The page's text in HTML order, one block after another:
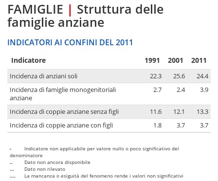
FAMIGLIE | Struttura delle
famiglie anziane
INDICATORI AI CONFINI DEL 2011
Indicatore 1991 2001 2011
Incidenza di anziani soli 22.3 25.6
24.4
Incidenza di famiglie monogenitoriali
anziane
2.7 2.4 3.9
Incidenza di coppie anziane senza figli 11.6 12.1
13.3
Incidenza di coppie anziane con figli
1.8 3.7 3.7
-
Indicatore non applicabile per valore nullo o poco significativo del
denominatore
..
Dato non ancora disponibile
...
Dato non rilevato
....
La mancanza o esiguità del fenomeno rende i valori non significativi